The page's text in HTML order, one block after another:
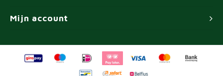
Mijn account